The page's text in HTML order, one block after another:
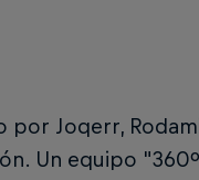
por Joqerr,
Un equipo